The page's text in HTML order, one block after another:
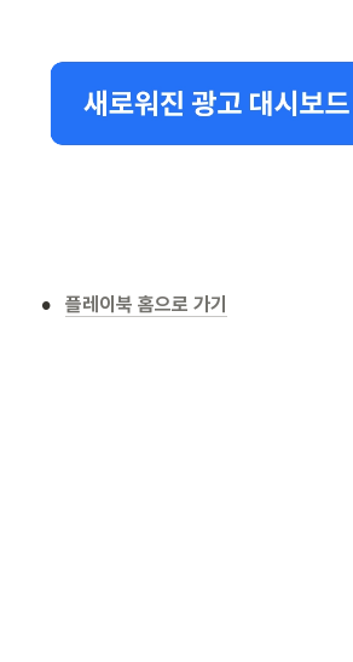
• 플레이북 홈으로 가기